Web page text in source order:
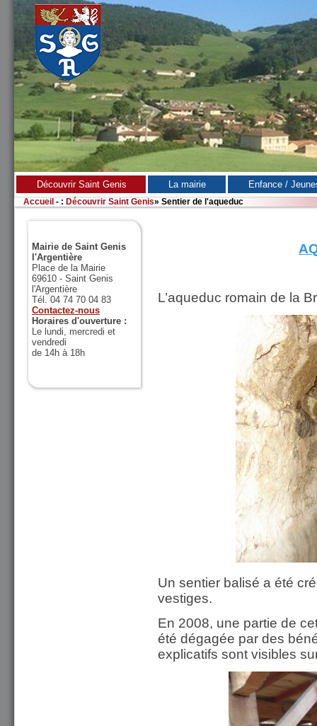
Découvrir Saint Genis La mairie Enfance /
Accueil - : Découvrir Saint Genis» Sentier de l'aqueduc
Mairie de Saint Genis
l'Argentière
Place de la Mairie
69610 - Saint Genis
l'Argentière
Tél. 04 74 70 04 83
Contactez-nous
Horaires d'ouverture :
Le lundi, mercredi et
vendredi
de 14h à 18h
L’aqueduc romain de la
Un sentier balisé a été
vestiges.
En 2008, une partie de
été dégagée par des
explicatifs sont visibles